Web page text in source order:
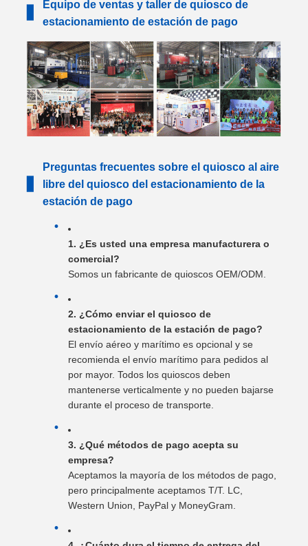
Equipo de ventas y taller de quiosco de
estacionamiento de estación de pago
Preguntas frecuentes sobre el quiosco al aire
libre del quiosco del estacionamiento de la
estación de pago
1. ¿Es usted una empresa manufacturera o
comercial?
Somos un fabricante de quioscos OEM/ODM.
2. ¿Cómo enviar el quiosco de
estacionamiento de la estación de pago?
El envío aéreo y marítimo es opcional y se
recomienda el envío marítimo para pedidos al
por mayor. Todos los quioscos deben
mantenerse verticalmente y no pueden bajarse
durante el proceso de transporte.
3. ¿Qué métodos de pago acepta su
empresa?
Aceptamos la mayoría de los métodos de pago,
pero principalmente aceptamos T/T. LC,
Western Union, PayPal y MoneyGram.